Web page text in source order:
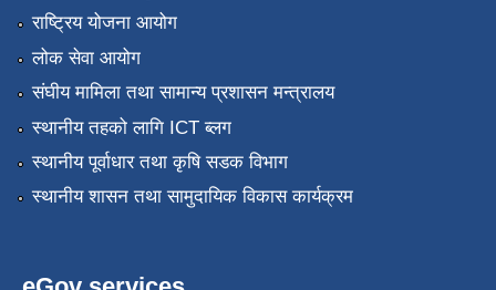
राष्ट्रिय योजना आयोग
लोक सेवा आयोग
संघीय मामिला तथा सामान्य प्रशासन मन्त्रालय
स्थानीय तहको लागि ICT ब्लग
स्थानीय पूर्वाधार तथा कृषि सडक विभाग
स्थानीय शासन तथा सामुदायिक विकास कार्यक्रम